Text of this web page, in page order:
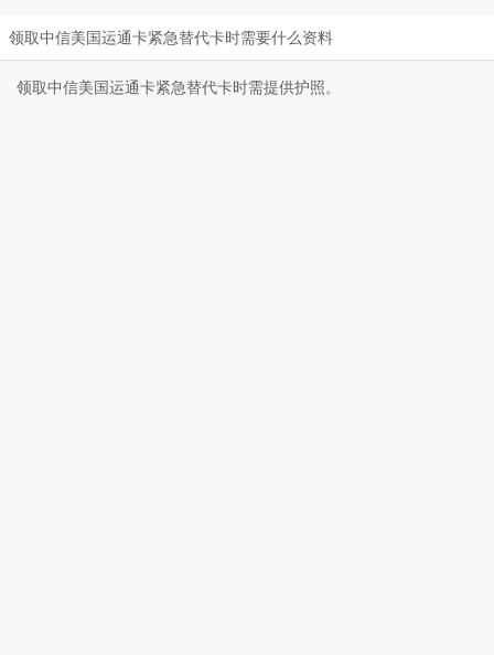
领取中信美国运通卡紧急替代卡时需要什么资料
领取中信美国运通卡紧急替代卡时需提供护照。